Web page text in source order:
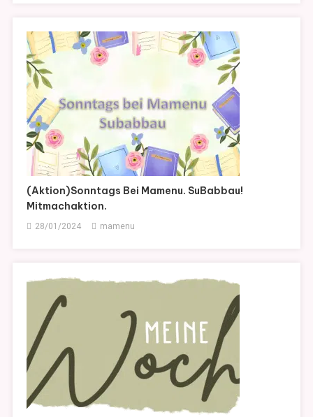
(Aktion)Sonntags Bei Mamenu. SuBabbau!
Mitmachaktion.
28/01/2024 mamenu